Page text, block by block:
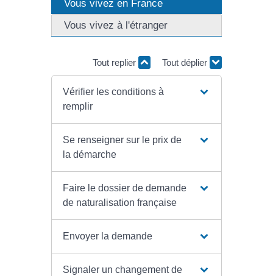
Vous vivez en France
Vous vivez à l'étranger
Tout replier Tout déplier
Vérifier les conditions à
remplir
Se renseigner sur le prix de
la démarche
Faire le dossier de demande
de naturalisation française
Envoyer la demande
Signaler un changement de